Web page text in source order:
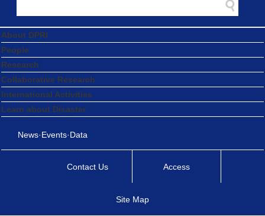
About DPRI
People
Research
Collaborative Research
International Activities
Learn about Disaster
News·Events·Data
Contact Us Access
Site Map